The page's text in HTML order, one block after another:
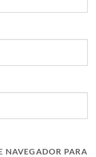
NAVEGADOR PARA